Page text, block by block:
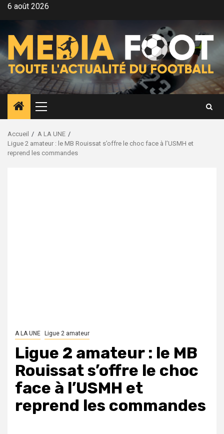
Aller6 août 2026
Menu
principal
Accueil
A LA UNE
Ligue 2 amateur : le MB Rouissat s’offre le choc face à l’USMH et
reprend les commandes
A LA UNE Ligue 2 amateur
Ligue 2 amateur : le MB
Rouissat s’offre le choc
face à l’USMH et
reprend les commandes